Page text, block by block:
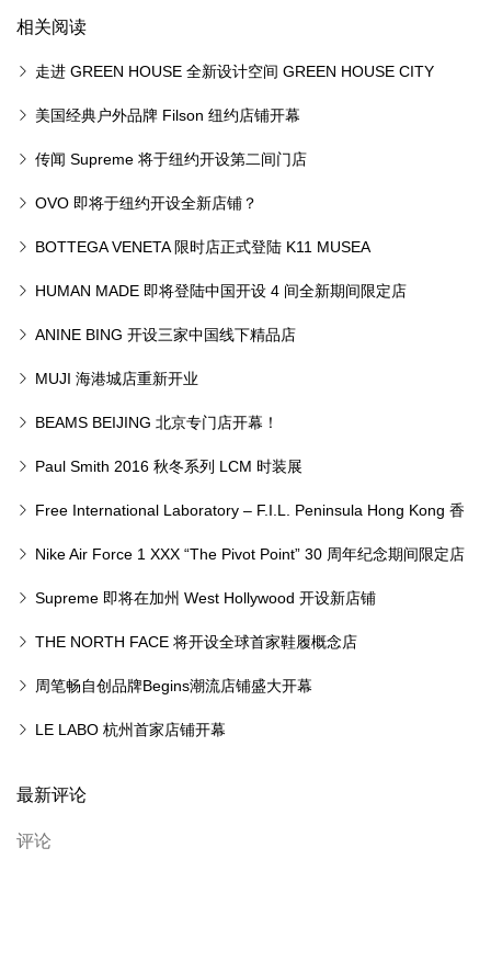
相关阅读
走进 GREEN HOUSE 全新设计空间 GREEN HOUSE CITY
美国经典户外品牌 Filson 纽约店铺开幕
传闻 Supreme 将于纽约开设第二间门店
OVO 即将于纽约开设全新店铺？
BOTTEGA VENETA 限时店正式登陆 K11 MUSEA
HUMAN MADE 即将登陆中国开设 4 间全新期间限定店
ANINE BING 开设三家中国线下精品店
MUJI 海港城店重新开业
BEAMS BEIJING 北京专门店开幕！
Paul Smith 2016 秋冬系列 LCM 时装展
Free International Laboratory – F.I.L. Peninsula Hong Kong 香
港半岛酒店开幕一览
Nike Air Force 1 XXX “The Pivot Point” 30 周年纪念期间限定店
Supreme 即将在加州 West Hollywood 开设新店铺
THE NORTH FACE 将开设全球首家鞋履概念店
周笔畅自创品牌Begins潮流店铺盛大开幕
LE LABO 杭州首家店铺开幕
最新评论